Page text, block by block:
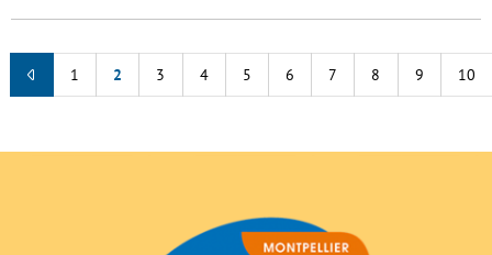
1 2 3 4 5 6 7 8 9 10